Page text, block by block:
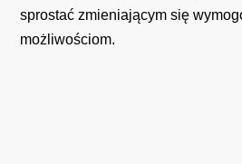
sprostać zmieniającym się
możliwościom.